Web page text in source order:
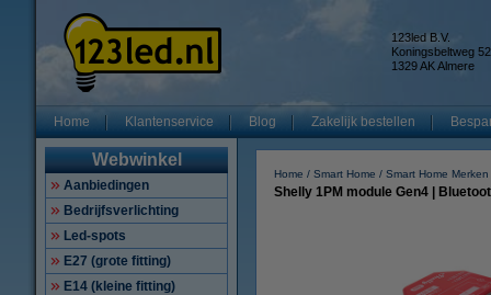
123led B.V.
Koningsbeltweg 52
1329 AK Almere
Home Klantenservice Blog Zakelijk bestellen
Webwinkel
Aanbiedingen
Bedrijfsverlichting
Led-spots
E27 (grote fitting)
E14 (kleine fitting)
Home Smart Home Smart Home Merken
Shelly 1PM module Gen4 |